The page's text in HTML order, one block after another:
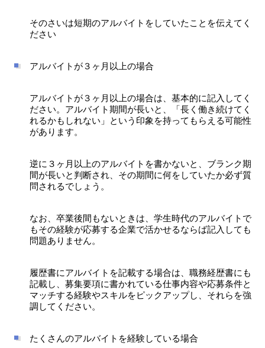
そのさいは短期のアルバイトをしていたことを伝えてく
ださい
アルバイトが３ヶ月以上の場合
アルバイトが３ヶ月以上の場合は、基本的に記入してく
ださい。アルバイト期間が長いと、「長く働き続けてく
れるかもしれない」という印象を持ってもらえる可能性
があります。
逆に３ヶ月以上のアルバイトを書かないと、ブランク期
間が長いと判断され、その期間に何をしていたか必ず質
問されるでしょう。
なお、卒業後間もないときは、学生時代のアルバイトで
もその経験が応募する企業で活かせるならば記入しても
問題ありません。
履歴書にアルバイトを記載する場合は、職務経歴書にも
記載し、募集要項に書かれている仕事内容や応募条件と
マッチする経験やスキルをピックアップし、それらを強
調してください。
たくさんのアルバイトを経験している場合